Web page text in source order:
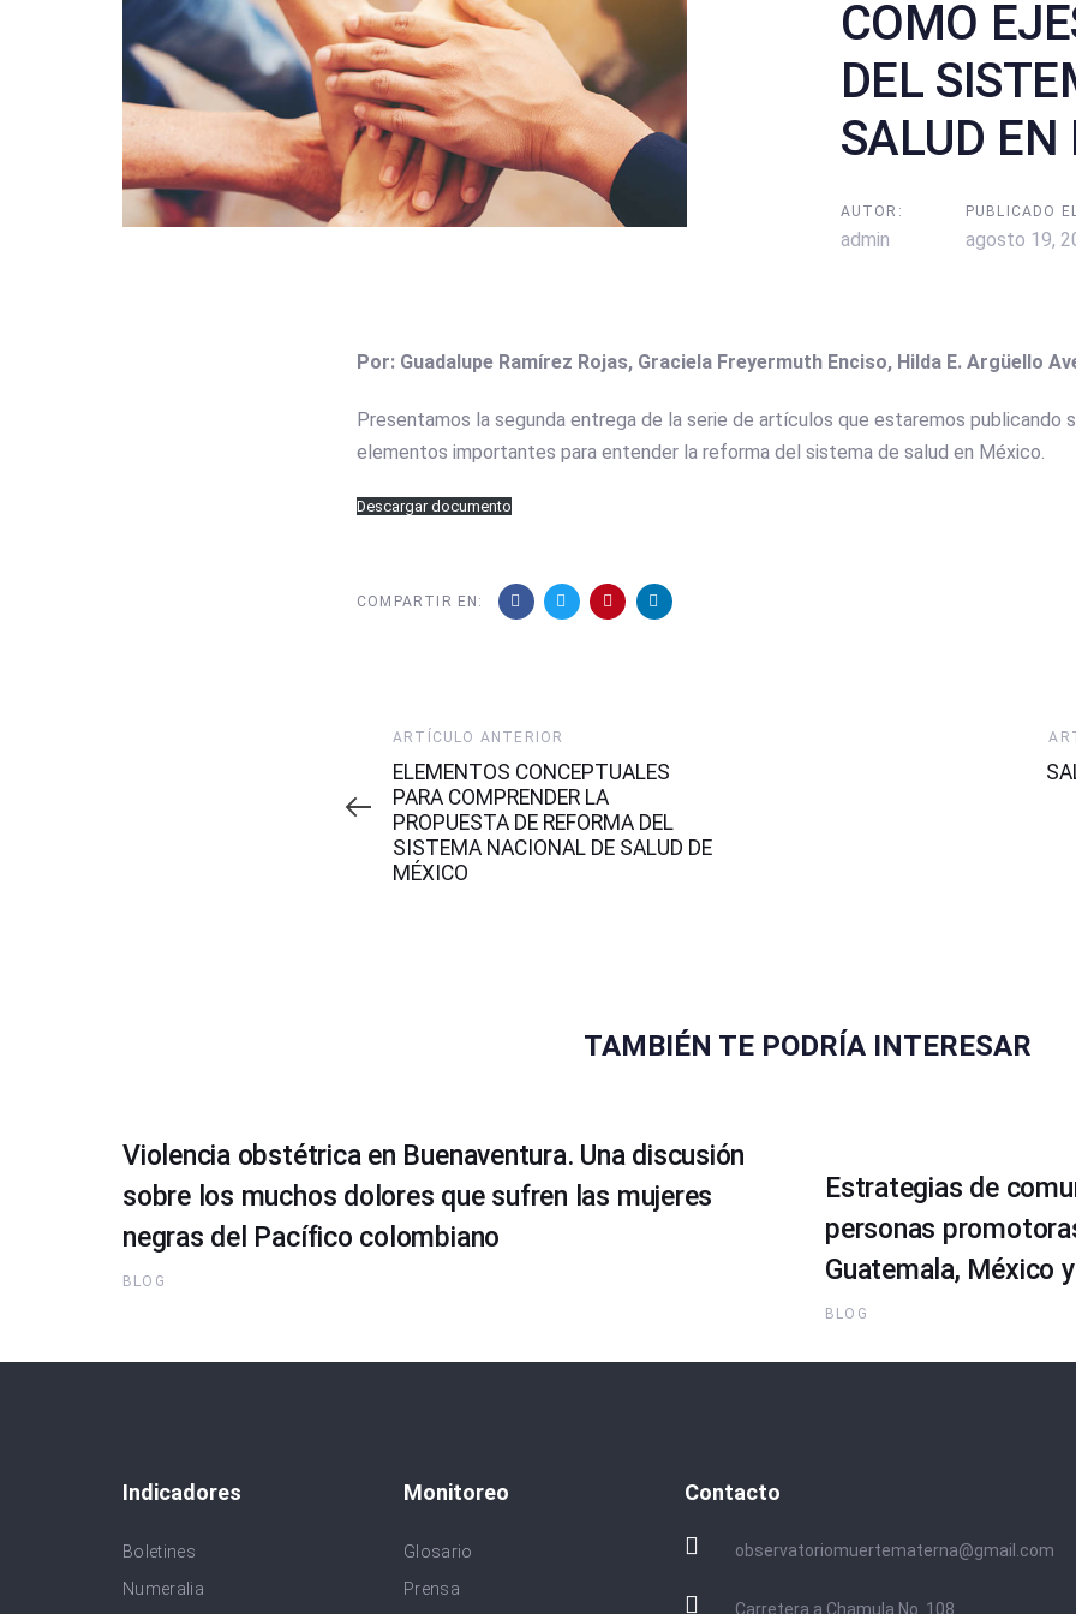
COMO
DEL
SALUD EN
AUTOR:
admin
PUBLICADO
agosto 19,
Por: Guadalupe Ramírez Rojas, Graciela Freyermuth Enciso, Hilda E. Argüello
Presentamos la segunda entrega de la serie de artículos que estaremos publicando
elementos importantes para entender la reforma del sistema de salud en México.
Descargar documento
COMPARTIR EN:
Artículo
Anterior
ARTÍCULO ANTERIOR
ELEMENTOS CONCEPTUALES
PARA COMPRENDER LA
PROPUESTA DE REFORMA DEL
SISTEMA NACIONAL DE SALUD DE
MÉXICO
TAMBIÉN TE PODRÍA INTERESAR
Violencia obstétrica en Buenaventura. Una discusión
sobre los muchos dolores que sufren las mujeres
negras del Pacífico colombiano
BLOG
Estrategias de
personas
Guatemala, México
BLOG
Indicadores
Boletines
Numeralia
Monitoreo
Glosario
Prensa
Contacto
observatoriomuertematerna@gmail.com
Carretera a Chamula No. 108